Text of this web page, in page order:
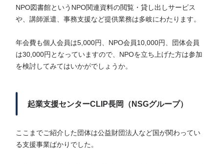
NPO図書館というNPO関連資料の閲覧・貸し出しサービス
や、講師派遣、事務支援など提供業務は多岐にわたります。
年会費も個人会員は5,000円、NPO会員10,000円、団体会員
は30,000円となっていますので、NPOを立ち上げた方は参加
を検討してみてはいかがでしょうか。
起業支援センターCLIP長岡（NSGグループ）
ここまでご紹介した団体は公益財団法人など国が関わってい
る支援事業ばかりでした。